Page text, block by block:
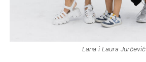
Lana i Laura Jurčević